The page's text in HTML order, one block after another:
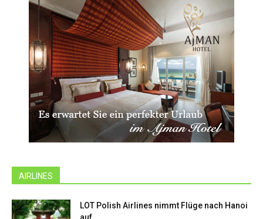
AIRLINES
LOT Polish Airlines nimmt Flüge nach Hanoi
auf